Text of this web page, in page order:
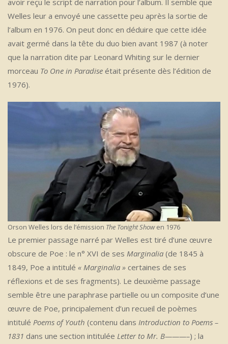
avoir reçu le script de narration pour l’album. Il semble que
Welles leur a envoyé une cassette peu après la sortie de
l’album en 1976. On peut donc en déduire que cette idée
avait germé dans la tête du duo bien avant 1987 (à noter
que la narration dite par Leonard Whiting sur le dernier
morceau To One in Paradise était présente dès l’édition de
1976).
Orson Welles lors de l’émission The Tonight Showen 1976
Le premier passage narré par Welles est tiré d’une œuvre
obscure de Poe : le n° XVI de ses Marginalia (de 1845 à
1849, Poe a intitulé « Marginalia » certaines de ses
réflexions et de ses fragments). Le deuxième passage
semble être une paraphrase partielle ou un composite d’une
œuvre de Poe, principalement d’un recueil de poèmes
intitulé Poems of Youth (contenu dans Introduction to Poems –
1831 dans une section intitulée Letter to Mr. B———–) ; la